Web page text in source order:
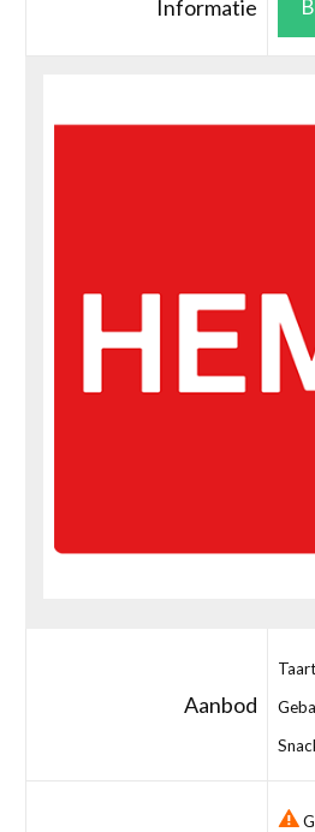
Informatie
Aanbod